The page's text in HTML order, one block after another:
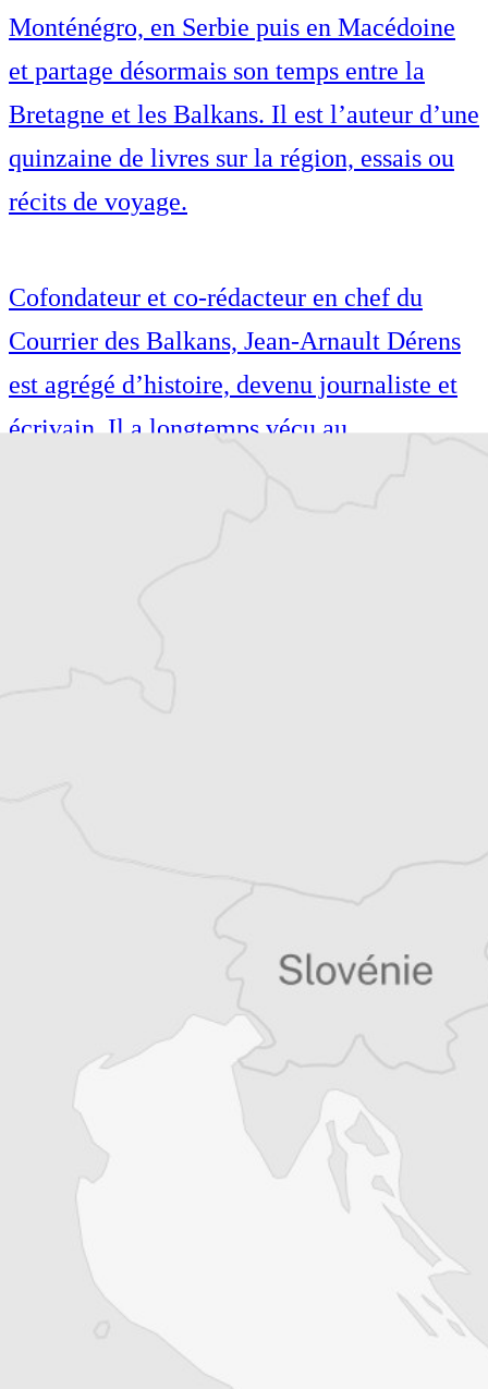
Monténégro, en Serbie puis en Macédoine
et partage désormais son temps entre la
Bretagne et les Balkans. Il est l’auteur d’une
quinzaine de livres sur la région, essais ou
récits de voyage.
Cofondateur et co-rédacteur en chef du
Courrier des Balkans, Jean-Arnault Dérens
est agrégé d’histoire, devenu journaliste et
écrivain. Il a longtemps vécu au